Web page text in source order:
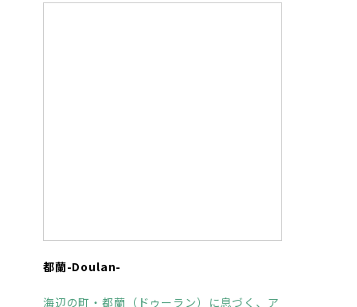
都蘭-Doulan-
海辺の町・都蘭（ドゥーラン）に息づく、ア